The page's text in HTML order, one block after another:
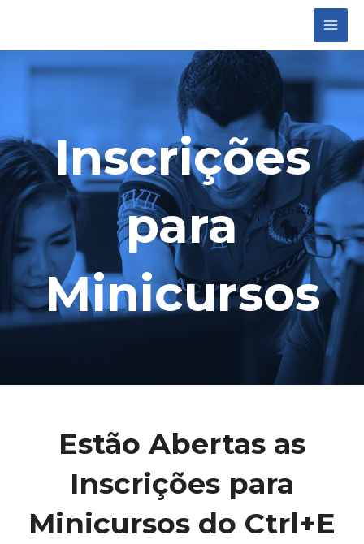
Inscrições
para
Minicursos
Estão Abertas as
Inscrições para
Minicursos do Ctrl+E